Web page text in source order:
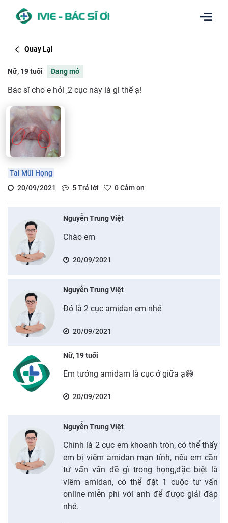
Quay Lại
Nữ, 19 tuổi Đang mở
Bác sĩ cho e hỏi ,2 cục này là gì thế ạ!
Tai Mũi Họng
20/09/2021
5Trả lời 0Cảm ơn
Nguyễn Trung Việt
Chào em
20/09/2021
Nguyễn Trung Việt
Đó là 2 cục amidan em nhé
20/09/2021
Nữ, 19 tuổi
Em tưởng amidam là cục ở giữa ạ😅
20/09/2021
Nguyễn Trung Việt
Chính là 2 cục em khoanh tròn, có thể thấy
em bị viêm amidan mạn tính, nếu em cần
tư vấn vấn đề gì trong họng,đặc biệt là
viêm amidan, có thể đặt 1 cuộc tư vấn
online miễn phí với anh để được giải đáp
nhé.